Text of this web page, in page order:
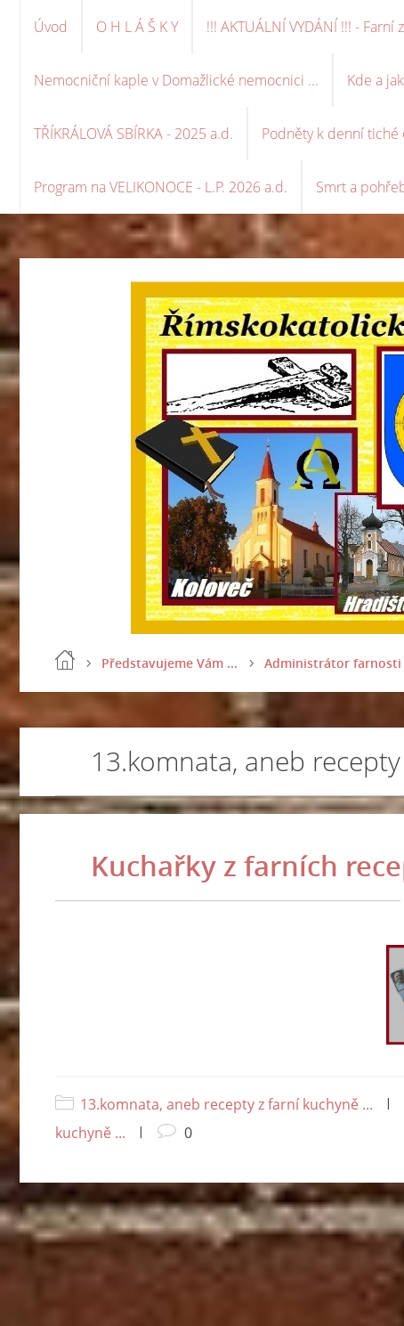
Úvod O H L Á Š K Y !!! AKTUÁLNÍ VYDÁNÍ !!! - Farní
Nemocniční kaple v Domažlické nemocnici ... Kde a
TŘÍKRÁLOVÁ SBÍRKA - 2025 a.d. Podněty k denní tiché
Program na VELIKONOCE - L.P. 2026 a.d. Smrt a
Představujeme Vám ... Administrátor farnosti
13.komnata, aneb
Kuchařky z farních
13.komnata, aneb recepty z farní kuchyně ... |
kuchyně ...
| 0